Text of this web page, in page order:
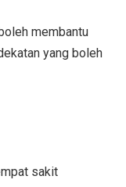
membantu
yang boleh
sakit